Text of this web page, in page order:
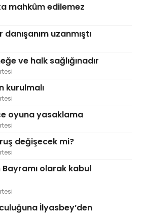
mahkûm edilemez
danışanım uzanmıştı
ve halk sağlığınadır
kurulmalı
oyuna yasaklama
değişecek mi?
olarak kabul
İlyasbey’den